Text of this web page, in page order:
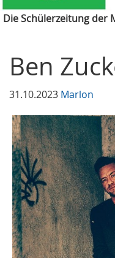
Die Schülerzeitung der
Ben
31.10.2023 Marlon